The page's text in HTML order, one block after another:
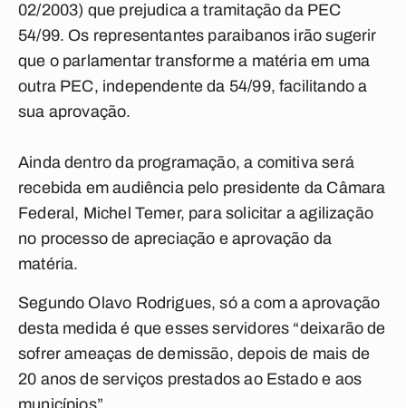
02/2003) que prejudica a tramitação da PEC
54/99. Os representantes paraibanos irão sugerir
que o parlamentar transforme a matéria em uma
outra PEC, independente da 54/99, facilitando a
sua aprovação.
Ainda dentro da programação, a comitiva será
recebida em audiência pelo presidente da Câmara
Federal, Michel Temer, para solicitar a agilização
no processo de apreciação e aprovação da
matéria.
Segundo Olavo Rodrigues, só a com a aprovação
desta medida é que esses servidores “deixarão de
sofrer ameaças de demissão, depois de mais de
20 anos de serviços prestados ao Estado e aos
municípios”.